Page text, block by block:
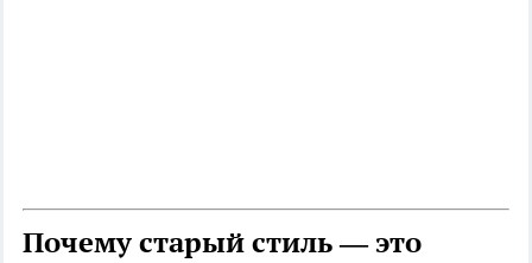
Почему старый стиль — это